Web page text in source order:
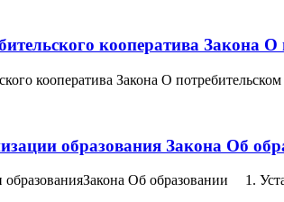
кооператива Закона
кооператива Закона О
образования Закона Об
образованияЗакона Об образовании 1.